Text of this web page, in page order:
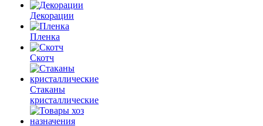
Декорации
Пленка
Скотч
Стаканы
кристаллические